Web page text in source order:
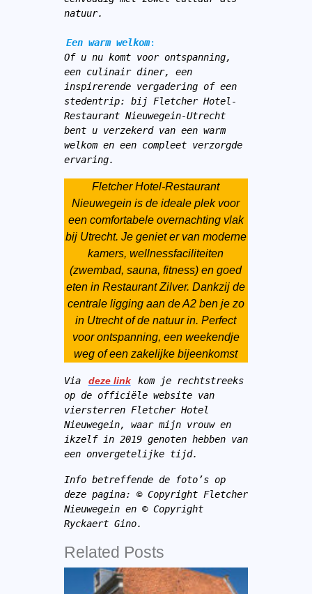
natuur.
Een warm welkom:
Of u nu komt voor ontspanning,
een culinair diner, een
inspirerende vergadering of een
stedentrip: bij Fletcher Hotel-
Restaurant Nieuwegein-Utrecht
bent u verzekerd van een warm
welkom en een compleet verzorgde
ervaring.
Fletcher Hotel-Restaurant
Nieuwegein is de ideale plek voor
een comfortabele overnachting vlak
bij Utrecht. Je geniet er van moderne
kamers, wellnessfaciliteiten
(zwembad, sauna, fitness) en goed
eten in Restaurant Zilver. Dankzij de
centrale ligging aan de A2 ben je zo
in Utrecht of de natuur in. Perfect
voor ontspanning, een weekendje
weg of een zakelijke bijeenkomst
Via deze link
kom je rechtstreeks
op de officiële website van
viersterren Fletcher Hotel
Nieuwegein, waar mijn vrouw en
ikzelf in 2019 genoten hebben van
een onvergetelijke tijd.
Info betreffende de foto’s op
deze pagina: © Copyright Fletcher
Nieuwegein en © Copyright
Ryckaert Gino.
Related Posts